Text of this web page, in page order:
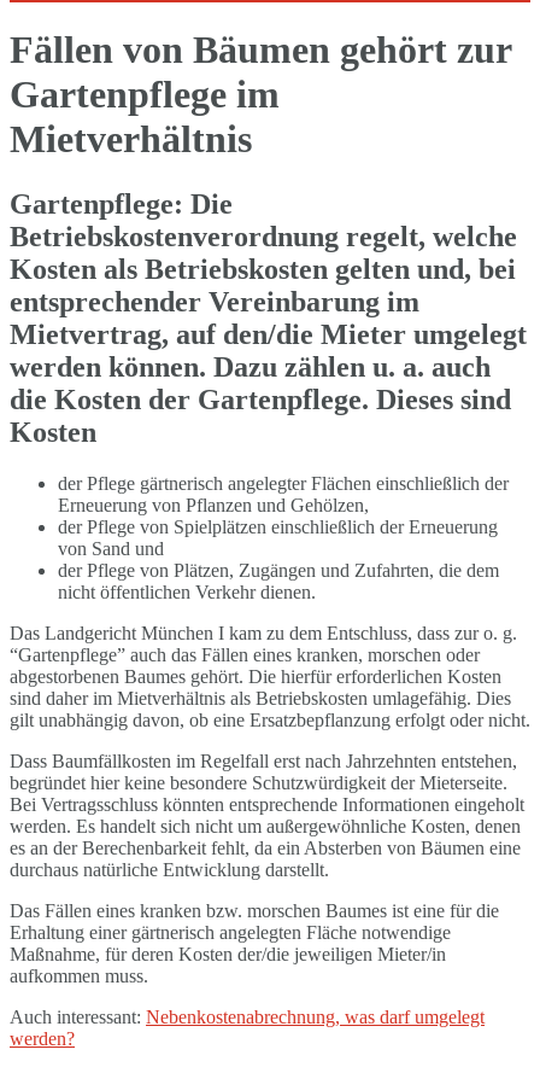
Fällen von Bäumen gehört zur
Gartenpflege im
Mietverhältnis
Gartenpflege: Die
Betriebskostenverordnung regelt, welche
Kosten als Betriebskosten gelten und, bei
entsprechender Vereinbarung im
Mietvertrag, auf den/die Mieter umgelegt
werden können. Dazu zählen u. a. auch
die Kosten der Gartenpflege. Dieses sind
Kosten
der Pflege gärtnerisch angelegter Flächen einschließlich der
Erneuerung von Pflanzen und Gehölzen,
der Pflege von Spielplätzen einschließlich der Erneuerung
von Sand und
der Pflege von Plätzen, Zugängen und Zufahrten, die dem
nicht öffentlichen Verkehr dienen.
Das Landgericht München I kam zu dem Entschluss, dass zur o. g.
“Gartenpflege” auch das Fällen eines kranken, morschen oder
abgestorbenen Baumes gehört. Die hierfür erforderlichen Kosten
sind daher im Mietverhältnis als Betriebskosten umlagefähig. Dies
gilt unabhängig davon, ob eine Ersatzbepflanzung erfolgt oder nicht.
Dass Baumfällkosten im Regelfall erst nach Jahrzehnten entstehen,
begründet hier keine besondere Schutzwürdigkeit der Mieterseite.
Bei Vertragsschluss könnten entsprechende Informationen eingeholt
werden. Es handelt sich nicht um außergewöhnliche Kosten, denen
es an der Berechenbarkeit fehlt, da ein Absterben von Bäumen eine
durchaus natürliche Entwicklung darstellt.
Das Fällen eines kranken bzw. morschen Baumes ist eine für die
Erhaltung einer gärtnerisch angelegten Fläche notwendige
Maßnahme, für deren Kosten der/die jeweiligen Mieter/in
aufkommen muss.
Auch interessant: Nebenkostenabrechnung, was darf umgelegt
werden?